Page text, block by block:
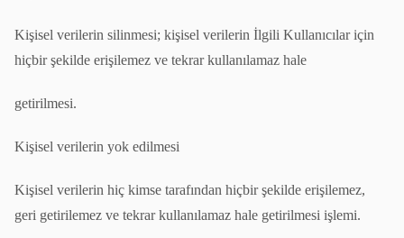
Kişisel verilerin silinmesi; kişisel verilerin İlgili Kullanıcılar için
hiçbir şekilde erişilemez ve tekrar kullanılamaz hale
getirilmesi.
Kişisel verilerin yok edilmesi
Kişisel verilerin hiç kimse tarafından hiçbir şekilde erişilemez,
geri getirilemez ve tekrar kullanılamaz hale getirilmesi işlemi.